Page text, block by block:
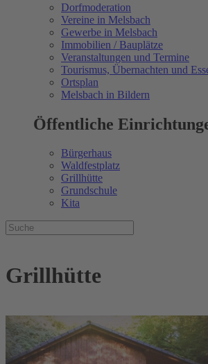
Dorfmoderation
Vereine in Melsbach
Gewerbe in Melsbach
Immobilien / Bauplätze
Veranstaltungen und Termine
Tourismus, Übernachten und
Ortsplan
Melsbach in Bildern
Öffentliche
Bürgerhaus
Waldfestplatz
Grillhütte
Grundschule
Kita
Grillhütte